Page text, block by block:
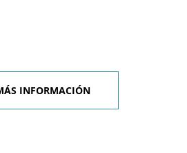
INFORMACIÓN